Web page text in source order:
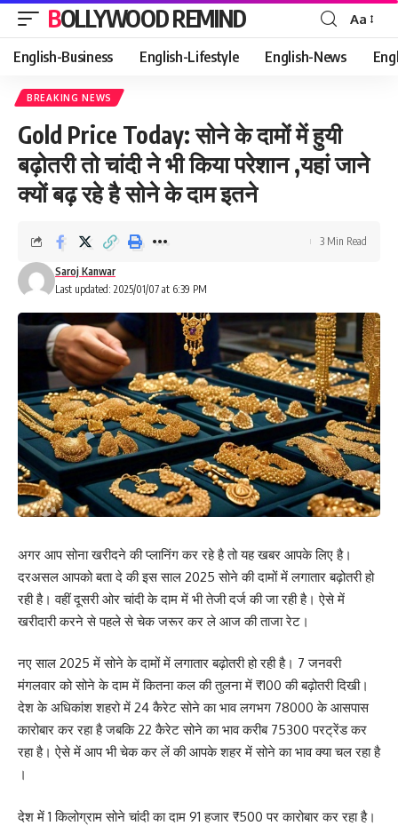
BOLLYWOOD REMIND
Font
Resizer
Aa
English-Business English-Lifestyle English-News
BREAKING NEWS
Gold Price Today: सोने के दामों में हुयी
बढ़ोतरी तो चांदी ने भी किया परेशान ,यहां जाने
क्यों बढ़ रहे है सोने के दाम इतने
Last updated: 2025/01/07 at 6:39 PM
Saroj Kanwar
3 Min Read
अगर आप सोना खरीदने की प्लानिंग कर रहे है तो यह खबर आपके लिए है।
दरअसल आपको बता दे की इस साल 2025 सोने की दामों में लगातार बढ़ोतरी हो
रही है। वहीं दूसरी ओर चांदी के दाम में भी तेजी दर्ज की जा रही है। ऐसे में
खरीदारी करने से पहले से चेक जरूर कर ले आज की ताजा रेट।
नए साल 2025 में सोने के दामों में लगातार बढ़ोतरी हो रही है। 7 जनवरी
मंगलवार को सोने के दाम में कितना कल की तुलना में ₹100 की बढ़ोतरी दिखी।
देश के अधिकांश शहरो में 24 कैरेट सोने का भाव लगभग 78000 के आसपास
कारोबार कर रहा है जबकि 22 कैरेट सोने का भाव करीब 75300 परट्रेंड कर
रहा है। ऐसे में आप भी चेक कर लें की आपके शहर में सोने का भाव क्या चल रहा है
।
देश में 1 किलोग्राम सोने चांदी का दाम 91 हजार ₹500 पर कारोबार कर रहा है।